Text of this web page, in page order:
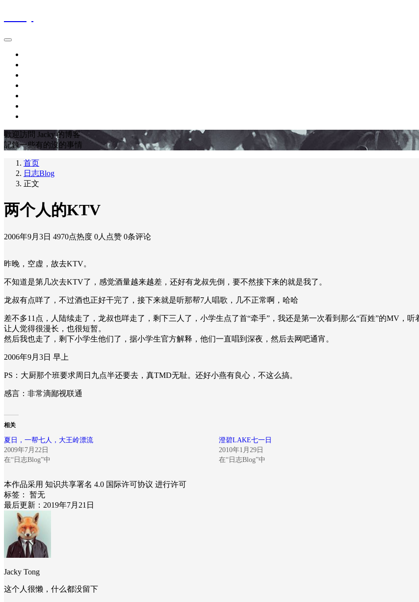
歡迎訪問 Jacky 的博客
記錄一些有的沒的事情
首页
日志Blog
正文
两个人的KTV
2006年9月3日 4970点热度 0人点赞 0条评论
昨晚，空虚，故去KTV。
不知道是第几次去KTV了，感觉酒量越来越差，还好有龙叔先倒，要不然接下来的就是我了。
龙叔有点咩了，不过酒也正好干完了，接下来就是听那帮7人唱歌，几不正常啊，哈哈
差不多11点，人陆续走了，龙叔也咩走了，剩下三人了，小学生点了首“牵手”，我还是第一次看到那么“百姓”的MV，
让人觉得很漫长，也很短暂。
然后我也走了，剩下小学生他们了，据小学生官方解释，他们一直唱到深夜，然后去网吧通宵。
2006年9月3日 早上
PS：大厨那个班要求周日九点半还要去，真TMD无耻。还好小燕有良心，不这么搞。
感言：非常滴鄙视联通
相关
夏日，一帮七人，大王岭漂流
2009年7月22日
在“日志Blog”中
澄碧LAKE七一日
2010年1月29日
在“日志Blog”中
本作品采用 知识共享署名 4.0 国际许可协议 进行许可
标签：
暂无
最后更新：2019年7月21日
Jacky Tong
这个人很懒，什么都没留下